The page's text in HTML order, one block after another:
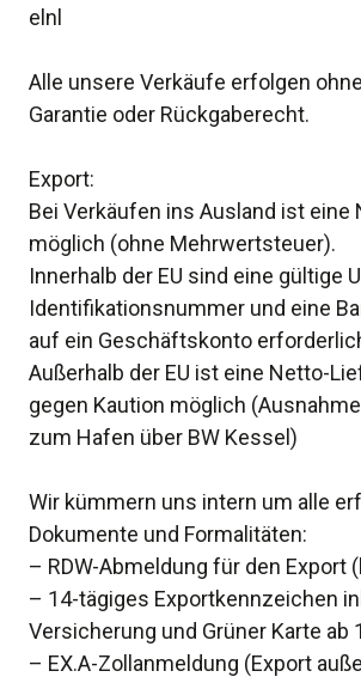
elnl
Alle unsere Verkäufe erfolgen
Garantie oder Rückgaberecht.
Export:
Bei Verkäufen ins Ausland ist eine
möglich (ohne Mehrwertsteuer).
Innerhalb der EU sind eine gültige
Identifikationsnummer und eine
auf ein Geschäftskonto
Außerhalb der EU ist eine Netto-
gegen Kaution möglich
zum Hafen über BW Kessel)
Wir kümmern uns intern um alle
Dokumente und Formalitäten:
– RDW-Abmeldung für den Export
– 14-tägiges Exportkennzeichen
Versicherung und Grüner Karte ab
– EX.A-Zollanmeldung (Export